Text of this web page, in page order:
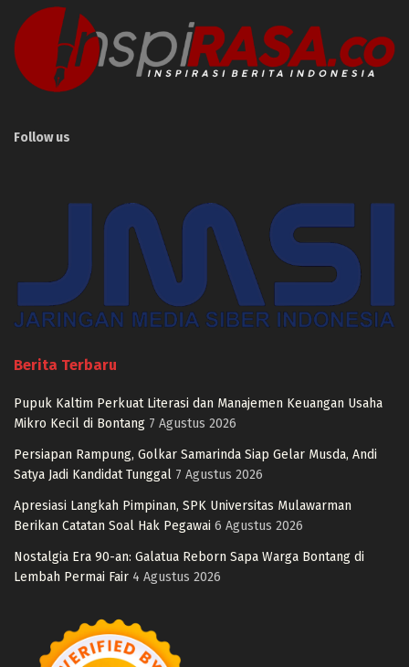
Follow us
Berita Terbaru
Pupuk Kaltim Perkuat Literasi dan Manajemen Keuangan Usaha
Mikro Kecil di Bontang 7 Agustus 2026
Persiapan Rampung, Golkar Samarinda Siap Gelar Musda, Andi
Satya Jadi Kandidat Tunggal 7 Agustus 2026
Apresiasi Langkah Pimpinan, SPK Universitas Mulawarman
Berikan Catatan Soal Hak Pegawai 6 Agustus 2026
Nostalgia Era 90-an: Galatua Reborn Sapa Warga Bontang di
Lembah Permai Fair 4 Agustus 2026